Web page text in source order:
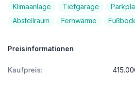
Klimaanlage
Tiefgarage
Abstellraum
Fernwärme
Preisinformationen
Kaufpreis: